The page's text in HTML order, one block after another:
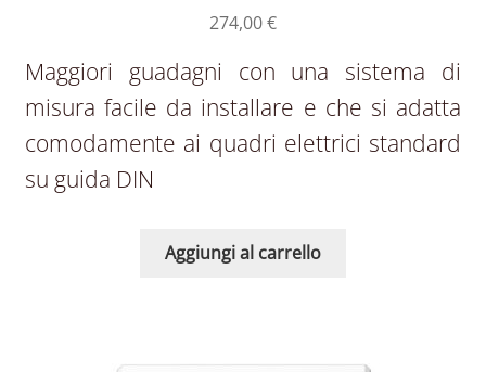
274,00€
Maggiori guadagni con una sistema di
misura facile da installare e che si adatta
comodamente ai quadri elettrici standard
su guida DIN
Aggiungi al carrello